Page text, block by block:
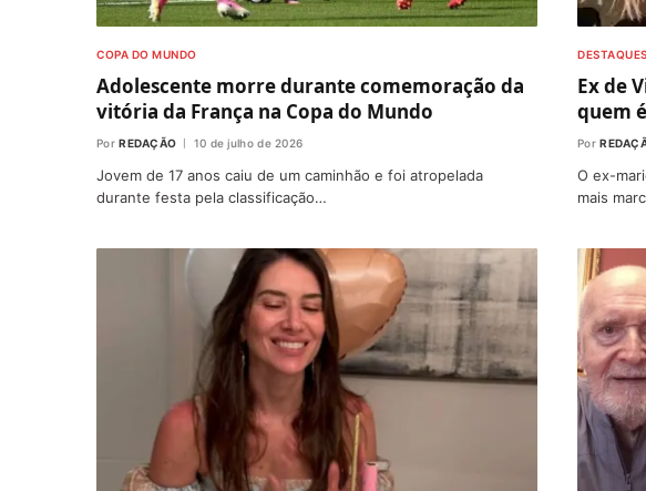
COPA DO MUNDO
Adolescente morre durante comemoração da
vitória da França na Copa do Mundo
Por REDAÇÃO 10 de julho de 2026
Jovem de 17 anos caiu de um caminhão e foi atropelada
durante festa pela classificação…
DESTAQUES
Ex de
quem
Por
O ex-
mais